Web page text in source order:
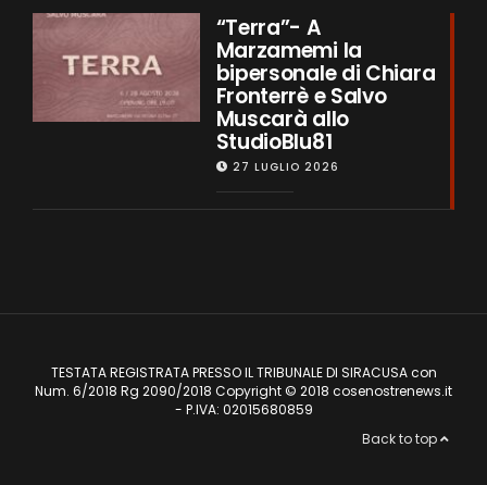
“Terra”- A
Marzamemi la
bipersonale di Chiara
Fronterrè e Salvo
Muscarà allo
StudioBlu81
27 LUGLIO 2026
TESTATA REGISTRATA PRESSO IL TRIBUNALE DI SIRACUSA con
Num. 6/2018 Rg 2090/2018 Copyright © 2018 cosenostrenews.it
- P.IVA: 02015680859
Back to top